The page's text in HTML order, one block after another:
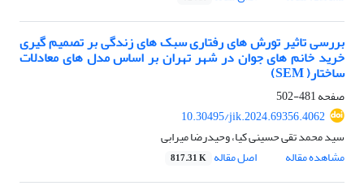
بررسی تاثیر تورش های رفتاری سبک های زندگی بر تصمیم گیری
خرید خانم های جوان در شهر تهران بر اساس مدل های معادلات
ساختار( SEM)
صفحه481-502
10.30495/jik.2024.69356.4062
سید محمد تقی حسینی کیا، وحیدرضا میرابی
مشاهده مقاله
اصل مقاله 817.31 K